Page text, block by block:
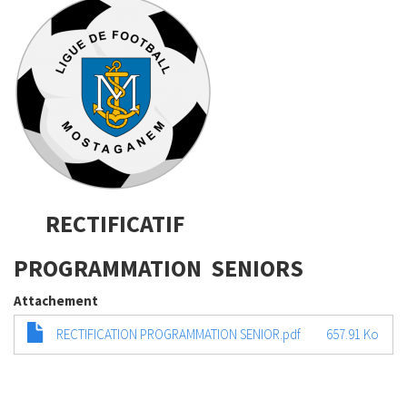
RECTIFICATIF
PROGRAMMATION SENIORS
Attachement
RECTIFICATION PROGRAMMATION SENIOR.pdf
657.91 Ko